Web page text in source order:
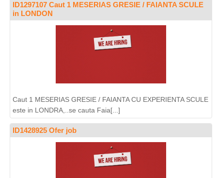
ID1297107 Caut 1 MESERIAS GRESIE / FAIANTA SCULE
in LONDON
Caut 1 MESERIAS GRESIE / FAIANTA CU EXPERIENTA SCULE
este in LONDRA,..se cauta Faia[...]
ID1428925 Ofer job